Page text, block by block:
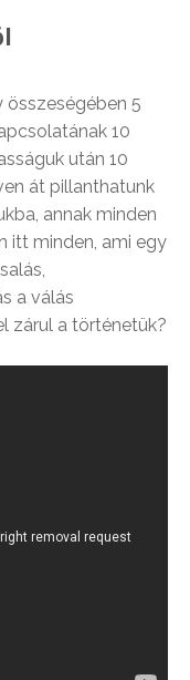
összeségében 5
10
után 10
át pillanthatunk
annak minden
itt minden, ami egy
a válás
zárul a történetük?